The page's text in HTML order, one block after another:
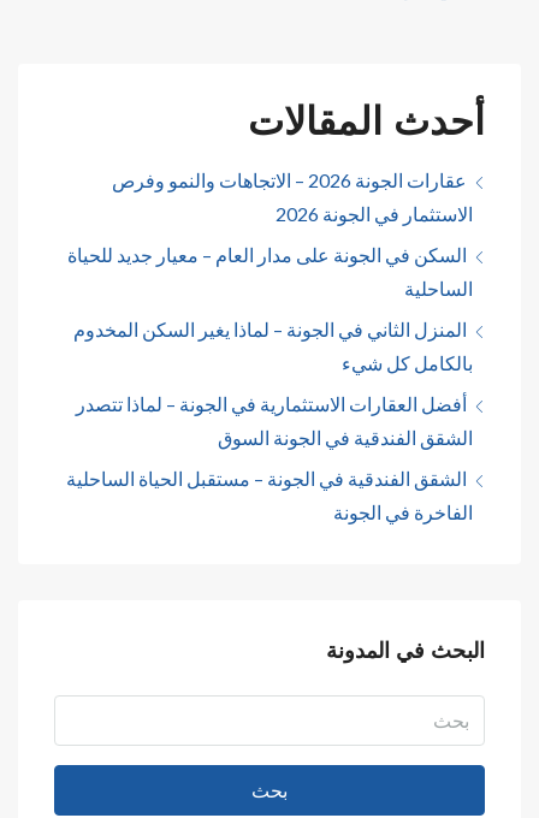
أحدث المقالات
عقارات الجونة 2026 – الاتجاهات والنمو وفرص
الاستثمار في الجونة 2026
السكن في الجونة على مدار العام – معيار جديد للحياة
الساحلية
المنزل الثاني في الجونة – لماذا يغير السكن المخدوم
بالكامل كل شيء
أفضل العقارات الاستثمارية في الجونة – لماذا تتصدر
الشقق الفندقية في الجونة السوق
الشقق الفندقية في الجونة – مستقبل الحياة الساحلية
الفاخرة في الجونة
البحث في المدونة
بحث